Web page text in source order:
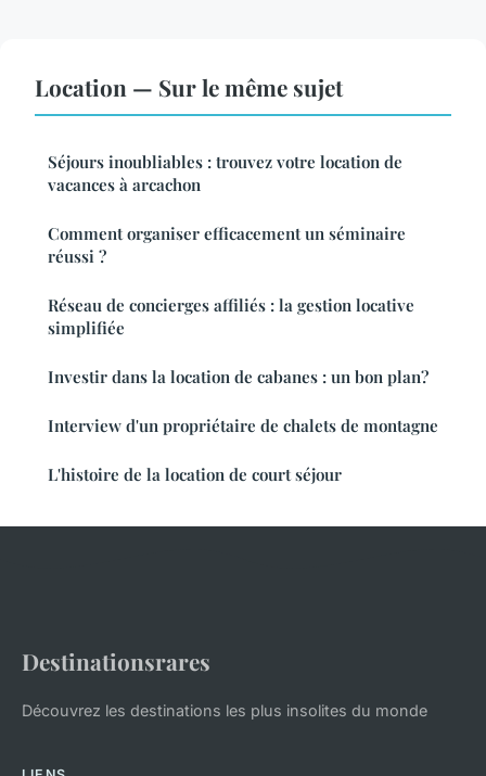
Location — Sur le même sujet
Séjours inoubliables : trouvez votre location de
vacances à arcachon
Comment organiser efficacement un séminaire
réussi ?
Réseau de concierges affiliés : la gestion locative
simplifiée
Investir dans la location de cabanes : un bon plan?
Interview d'un propriétaire de chalets de montagne
L'histoire de la location de court séjour
Destinationsrares
Découvrez les destinations les plus insolites du monde